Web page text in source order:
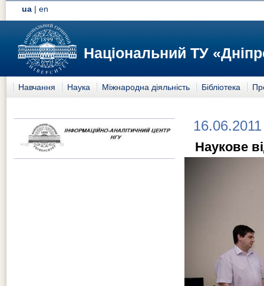
ua |en
Національний ТУ
Навчання Наука Міжнародна діяльність Бібліотека
16.06.2011
Наукове